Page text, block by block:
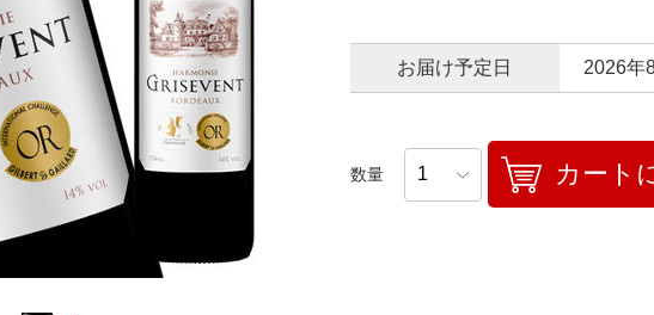
お届け予定日 2026年
数量 カート